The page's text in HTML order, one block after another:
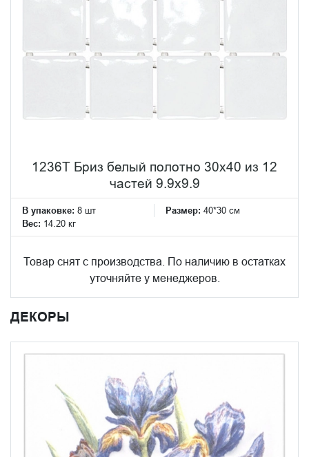
1236T Бриз белый полотно 30х40 из 12
частей 9.9х9.9
В упаковке: 8 шт Размер: 40*30 см
Вес: 14.20 кг
Товар снят с производства. По наличию в остатках
уточняйте у менеджеров.
ДЕКОРЫ